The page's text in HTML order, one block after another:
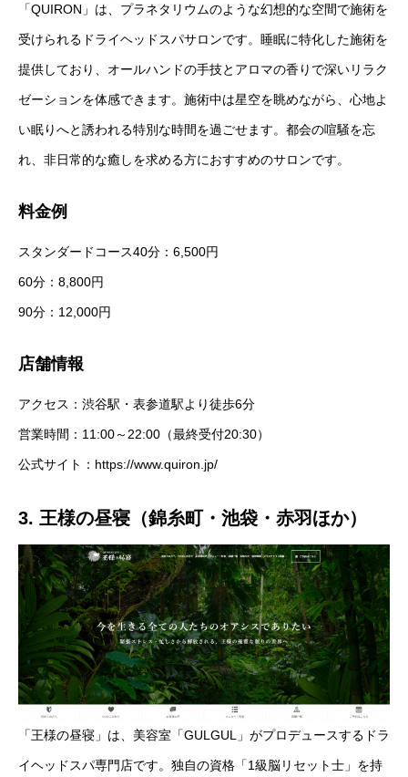
「QUIRON」は、プラネタリウムのような幻想的な空間で施術を
受けられるドライヘッドスパサロンです。睡眠に特化した施術を
提供しており、オールハンドの手技とアロマの香りで深いリラク
ゼーションを体感できます。施術中は星空を眺めながら、心地よ
い眠りへと誘われる特別な時間を過ごせます。都会の喧騒を忘
れ、非日常的な癒しを求める方におすすめのサロンです。
料金例
スタンダードコース40分：6,500円
60分：8,800円
90分：12,000円
店舗情報
アクセス：渋谷駅・表参道駅より徒歩6分
営業時間：11:00～22:00（最終受付20:30）
公式サイト： https://www.quiron.jp/
3. 王様の昼寝（錦糸町・池袋・赤羽ほか）
「王様の昼寝」は、美容室「GULGUL」がプロデュースするドラ
イヘッドスパ専門店です。独自の資格「1級脳リセット士」を持